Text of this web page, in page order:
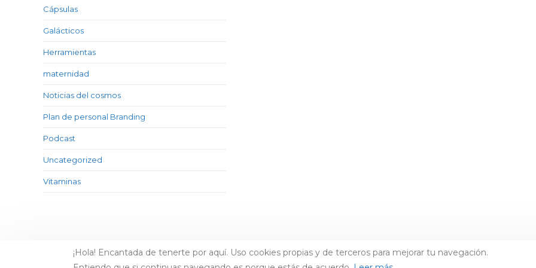
Cápsulas
Galácticos
Herramientas
maternidad
Noticias del cosmos
Plan de personal Branding
Podcast
Uncategorized
Vitaminas
¡Hola! Encantada de tenerte por aquí. Uso cookies propias y de terceros para mejorar tu navegación.